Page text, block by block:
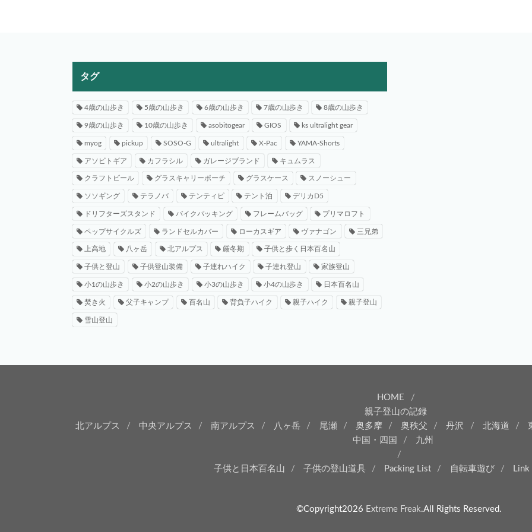
タグ
4歳の山歩き 5歳の山歩き 6歳の山歩き 7歳の山歩き 8歳の山歩き
9歳の山歩き 10歳の山歩き asobitogear GIOS ks ultralight gear
myog pickup SOSO-G ultralight X-Pac YAMA-Shorts
アソビトギア カフラシル ガレージブランド キュムラス
クラフトビール グラスキャリーポーチ グラスケース スノーシュー
ソソギング テラノバ テンティピ テント泊 デリカD5
ドリフターズスタンド バイクパッキング フレームバッグ プリマロフト
ペップサイクルズ ランドセルカバー ローカスギア ヴァナゴン 三兄弟
上高地 八ヶ岳 北アルプス 厳冬期 子供と歩く日本百名山
子供と登山 子供登山装備 子連れハイク 子連れ登山 家族登山
小1の山歩き 小2の山歩き 小3の山歩き 小4の山歩き 日本百名山
焚き火 父子キャンプ 百名山 背負子ハイク 親子ハイク 親子登山
雪山登山
HOME
親子登山の記録
北アルプス
中央アルプス 南アルプス 八ヶ岳 尾瀬 奥多摩 奥秩父 丹沢 北海道
中国・四国
九州
子供と日本百名山 子供の登山道具 Packing List 自転車遊び Link
©Copyright2026 Extreme Freak.All Rights Reserved.